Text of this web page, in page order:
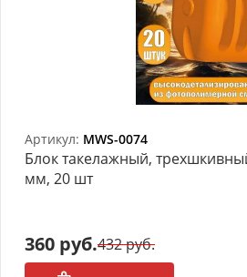
Артикул: MWS-0074
Блок такелажный,
мм, 20 шт
360 руб.432 руб.